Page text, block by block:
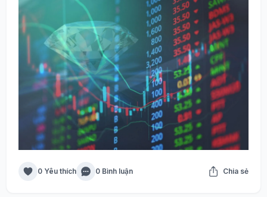
0 Yêu thích 0 Bình luận Chia sẻ